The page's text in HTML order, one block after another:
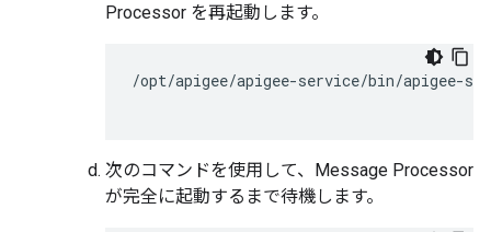
Processor を再起動します。
/opt/apigee/apigee-service/bin/apigee-
次のコマンドを使用して、Message Processor
が完全に起動するまで待機します。